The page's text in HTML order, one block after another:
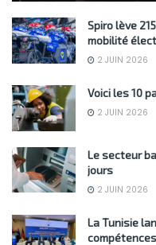
Spiro lève
mobilité
2 JUIN 2026
Voici les 10
2 JUIN 2026
Le secteur
jours
2 JUIN 2026
La Tunisie